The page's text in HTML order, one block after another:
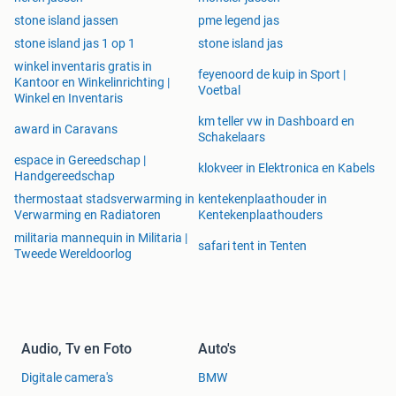
stone island jassen
pme legend jas
stone island jas 1 op 1
stone island jas
winkel inventaris gratis in
Kantoor en Winkelinrichting |
Winkel en Inventaris
feyenoord de kuip in Sport |
Voetbal
award in Caravans
km teller vw in Dashboard en
Schakelaars
espace in Gereedschap |
Handgereedschap
klokveer in Elektronica en Kabels
thermostaat stadsverwarming in
Verwarming en Radiatoren
kentekenplaathouder in
Kentekenplaathouders
militaria mannequin in Militaria |
Tweede Wereldoorlog
safari tent in Tenten
Audio, Tv en Foto
Digitale camera's
Auto's
BMW